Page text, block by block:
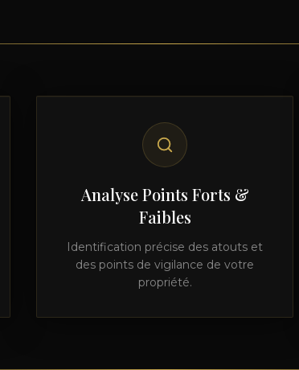
Analyse Points Forts &
Faibles
Identification précise des atouts et
des points de vigilance de votre
propriété.